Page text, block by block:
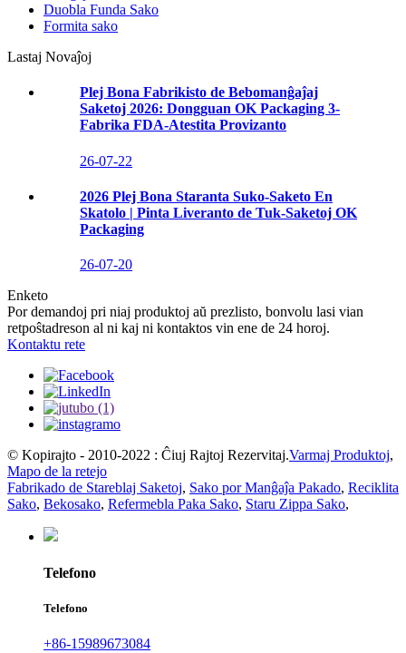
Duobla Funda Sako
Formita sako
Lastaj Novaĵoj
Plej Bona Fabrikisto de Bebomanĝaĵaj
Saketoj 2026: Dongguan OK Packaging 3-
Fabrika FDA-Atestita Provizanto
26-07-22
2026 Plej Bona Staranta Suko-Saketo En
Skatolo | Pinta Liveranto de Tuk-Saketoj OK
Packaging
26-07-20
Enketo
Por demandoj pri niaj produktoj aŭ prezlisto, bonvolu lasi vian
retpoŝtadreson al ni kaj ni kontaktos vin ene de 24 horoj.
Kontaktu rete
© Kopirajto - 2010-2022 : Ĉiuj Rajtoj Rezervitaj.Varmaj Produktoj,
Mapo de la retejo
Fabrikado de Stareblaj Saketoj, Sako por Manĝaĵa Pakado, Reciklita
Sako, Bekosako, Refermebla Paka Sako, Staru Zippa Sako,
Telefono
Telefono
+86-15989673084